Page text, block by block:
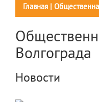
Главная |
Волгограда
Новости